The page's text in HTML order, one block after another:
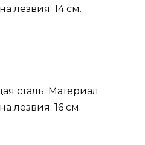
лезвия: 14 см.
сталь. Материал
лезвия: 16 см.